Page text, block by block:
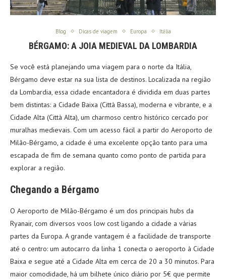
Blog Dicas de viagem Europa Itália
BÉRGAMO: A JOIA MEDIEVAL DA LOMBARDIA
Se você está planejando uma viagem para o norte da Itália,
Bérgamo deve estar na sua lista de destinos. Localizada na região
da Lombardia, essa cidade encantadora é dividida em duas partes
bem distintas: a Cidade Baixa (Città Bassa), moderna e vibrante, e a
Cidade Alta (Città Alta), um charmoso centro histórico cercado por
muralhas medievais. Com um acesso fácil a partir do Aeroporto de
Milão-Bérgamo, a cidade é uma excelente opção tanto para uma
escapada de fim de semana quanto como ponto de partida para
explorar a região.
Chegando a Bérgamo
O Aeroporto de Milão-Bérgamo é um dos principais hubs da
Ryanair, com diversos voos low cost ligando a cidade a várias
partes da Europa. A grande vantagem é a facilidade de transporte
até o centro: um autocarro da linha 1 conecta o aeroporto à Cidade
Baixa e segue até a Cidade Alta em cerca de 20 a 30 minutos. Para
maior comodidade, há um bilhete único diário por 5€ que permite